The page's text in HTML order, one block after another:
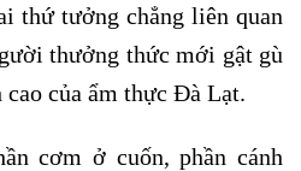
thứ tưởng chẳng liên quan
thưởng thức mới gật gù
cao của ẩm thực Đà Lạt.
cơm ở cuốn, phần cánh